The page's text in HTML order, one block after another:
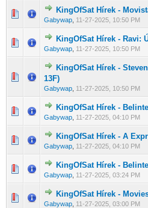
KingOfSat Hírek -
Gabywap 11-27-2025, 10:50 PM
0 Szavazat - 0 / 5
123
KingOfSat Hírek - Ravi:
Gabywap 11-27-2025, 10:50 PM
0 Szavazat - 0 / 5
123
KingOfSat Hírek -
13F)
Gabywap 11-27-2025, 10:50 PM
KingOfSat Hírek -
Gabywap 11-27-2025, 04:10 PM
0 Szavazat - 0 / 5
1234
KingOfSat Hírek - A
Gabywap 11-27-2025, 04:10 PM
0 Szavazat - 0 / 5
123
KingOfSat Hírek -
Gabywap 11-27-2025, 03:24 PM
0 Szavazat - 0 / 5
1234
KingOfSat Hírek -
Gabywap 11-27-2025, 03:00 PM
0 Szavazat - 0 / 5
123